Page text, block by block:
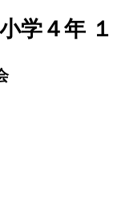
学４年